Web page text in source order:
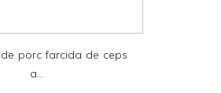
porc farcida de ceps
a...